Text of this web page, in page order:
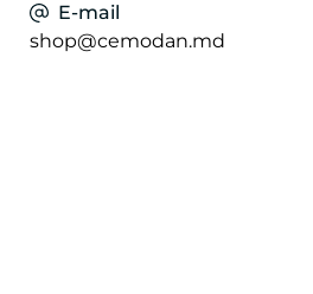
E-mail
shop@cemodan.md